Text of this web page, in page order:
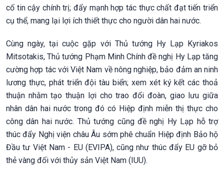
cố tin cậy chính trị; đẩy mạnh hợp tác thực chất đạt tiến triển
cụ thể, mang lại lợi ích thiết thực cho người dân hai nước.
Cùng ngày, tại cuộc gặp với Thủ tướng Hy Lạp Kyriakos
Mitsotakis, Thủ tướng Phạm Minh Chính đề nghị Hy Lạp tăng
cường hợp tác với Việt Nam về nông nghiệp, bảo đảm an ninh
lương thực, phát triển đội tàu biển; xem xét ký kết các thoả
thuận nhằm tạo thuận lợi cho trao đổi đoàn, giao lưu giữa
nhân dân hai nước trong đó có Hiệp định miễn thị thực cho
công dân hai nước. Thủ tướng cũng đề nghị Hy Lạp hỗ trợ
thúc đẩy Nghị viện châu Âu sớm phê chuẩn Hiệp định Bảo hộ
Đầu tư Việt Nam - EU (EVIPA), cũng như thúc đẩy EU gỡ bỏ
thẻ vàng đối với thủy sản Việt Nam (IUU).